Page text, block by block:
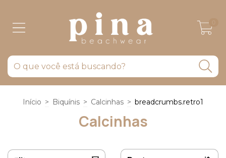
Início > Biquínis > Calcinhas > breadcrumbs.retro1
Calcinhas